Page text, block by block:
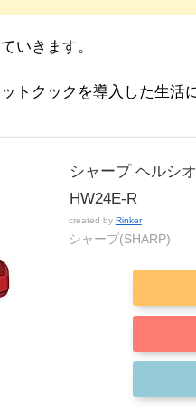
いきます。
トクックを導入した生活
シャープ ヘルシ
HW24E-R
created by Rinker
シャープ(SHARP)